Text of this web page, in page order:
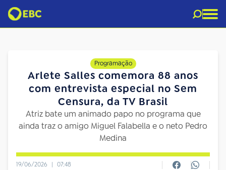
Programação
Arlete Salles comemora 88 anos
com entrevista especial no Sem
Censura, da TV Brasil
Atriz bate um animado papo no programa que
ainda traz o amigo Miguel Falabella e o neto Pedro
Medina
19/06/2026 | 07:48